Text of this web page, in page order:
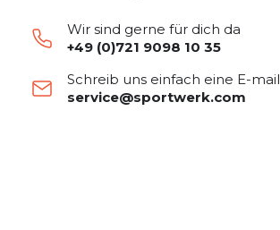
Wir sind gerne für dich da
+49 (0)721 9098 10 35
Schreib uns einfach eine E-mail
service@sportwerk.com